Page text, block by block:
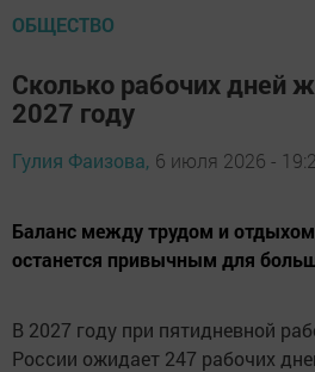
ОБЩЕСТВО
Сколько рабочих дней
2027 году
Гулия Фаизова, 6 июля 2026 -
Баланс между трудом и
останется привычным для
В 2027 году при пятидневной
России ожидает 247 рабочих